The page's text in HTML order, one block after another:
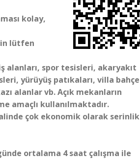
kolay,
lütfen
spor tesisleri, akaryakıt
yürüyüş patıkaları, villa bahçe
alanlar vb. Açık mekanların
amaçlı kullanılmaktadır.
çok ekonomik olarak serinlik
ortalama 4 saat çalışma ile